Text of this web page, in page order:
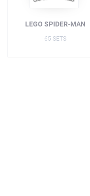
LEGO SPIDER-MAN
65 SETS